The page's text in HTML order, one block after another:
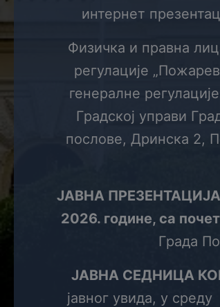
интернет
Физичка и правна
регулације
генералне
Градској управи
послове, Дринска 2,
ЈАВНА ПРЕЗЕНТАЦИЈА
2026. године, са
Града
ЈАВНА СЕДНИЦА
јавног увида, у среду